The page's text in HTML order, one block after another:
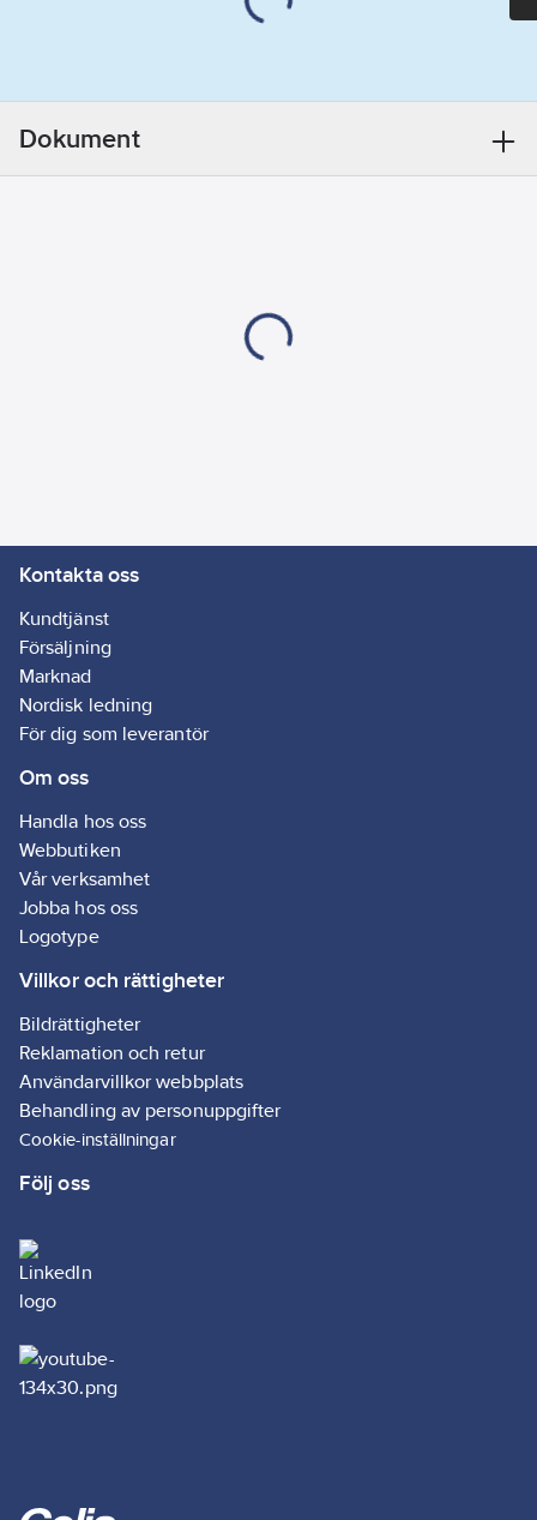
Dokument
Kontakta oss
Kundtjänst
Försäljning
Marknad
Nordisk ledning
För dig som leverantör
Om oss
Handla hos oss
Webbutiken
Vår verksamhet
Jobba hos oss
Logotype
Villkor och rättigheter
Bildrättigheter
Reklamation och retur
Användarvillkor webbplats
Behandling av personuppgifter
Cookie-inställningar
Följ oss